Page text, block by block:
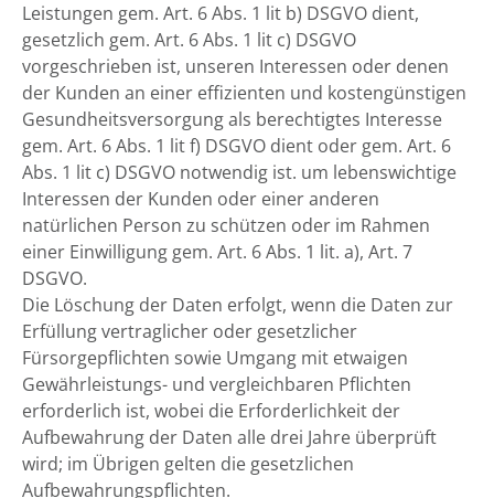
Leistungen gem. Art. 6 Abs. 1 lit b) DSGVO dient,
gesetzlich gem. Art. 6 Abs. 1 lit c) DSGVO
vorgeschrieben ist, unseren Interessen oder denen
der Kunden an einer effizienten und kostengünstigen
Gesundheitsversorgung als berechtigtes Interesse
gem. Art. 6 Abs. 1 lit f) DSGVO dient oder gem. Art. 6
Abs. 1 lit c) DSGVO notwendig ist. um lebenswichtige
Interessen der Kunden oder einer anderen
natürlichen Person zu schützen oder im Rahmen
einer Einwilligung gem. Art. 6 Abs. 1 lit. a), Art. 7
DSGVO.
Die Löschung der Daten erfolgt, wenn die Daten zur
Erfüllung vertraglicher oder gesetzlicher
Fürsorgepflichten sowie Umgang mit etwaigen
Gewährleistungs- und vergleichbaren Pflichten
erforderlich ist, wobei die Erforderlichkeit der
Aufbewahrung der Daten alle drei Jahre überprüft
wird; im Übrigen gelten die gesetzlichen
Aufbewahrungspflichten.